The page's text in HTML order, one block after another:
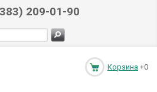
209-01-90
Корзина +0